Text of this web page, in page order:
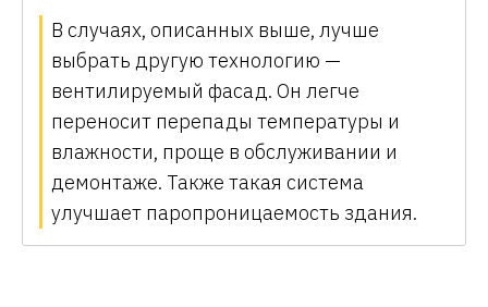
В случаях, описанных выше, лучше
выбрать другую технологию —
вентилируемый фасад. Он легче
переносит перепады температуры и
влажности, проще в обслуживании и
демонтаже. Также такая система
улучшает паропроницаемость здания.